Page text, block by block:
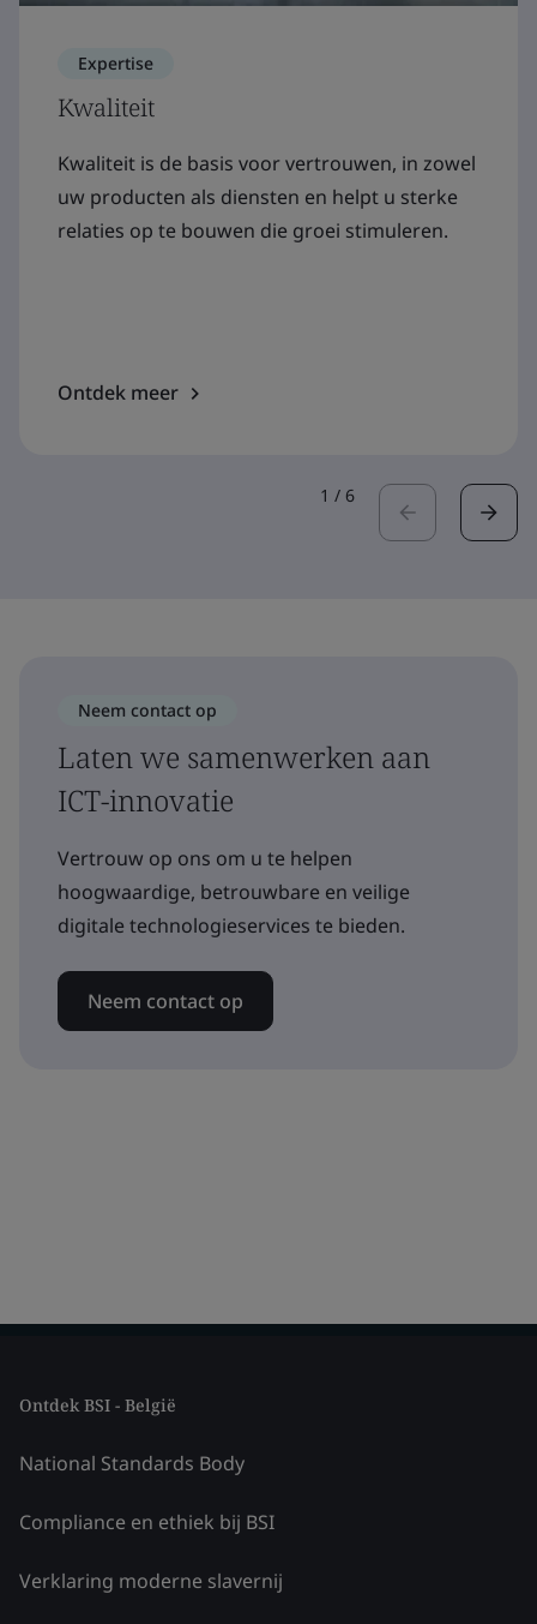
Expertise
Kwaliteit
Kwaliteit is de basis voor vertrouwen, in zowel
uw producten als diensten en helpt u sterke
relaties op te bouwen die groei stimuleren.
Ontdek meer
1 / 6
Neem contact op
Laten we samenwerken aan
ICT-innovatie
Vertrouw op ons om u te helpen
hoogwaardige, betrouwbare en veilige
digitale technologieservices te bieden.
Neem contact op
Ontdek BSI - België
National Standards Body
Compliance en ethiek bij BSI
Verklaring moderne slavernij